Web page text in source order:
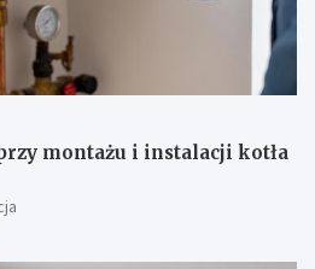
montażu i instalacji kotła